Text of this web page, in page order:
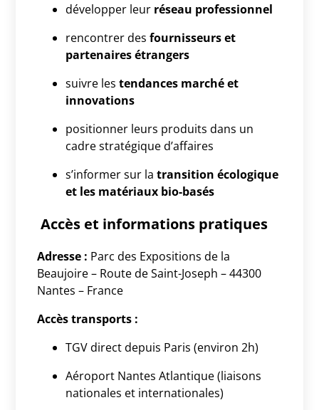
développer leur réseau professionnel
rencontrer desfournisseurs et
partenaires étrangers
suivre lestendances marché et
innovations
positionner leurs produits dans un
cadre stratégique d’affaires
s’informer sur latransition écologique
et les matériaux bio-basés
Accès et informations pratiques
Adresse : Parc des Expositions de la
Beaujoire – Route de Saint-Joseph – 44300
Nantes – France
Accès transports :
TGV direct depuis Paris (environ 2h)
Aéroport Nantes Atlantique (liaisons
nationales et internationales)